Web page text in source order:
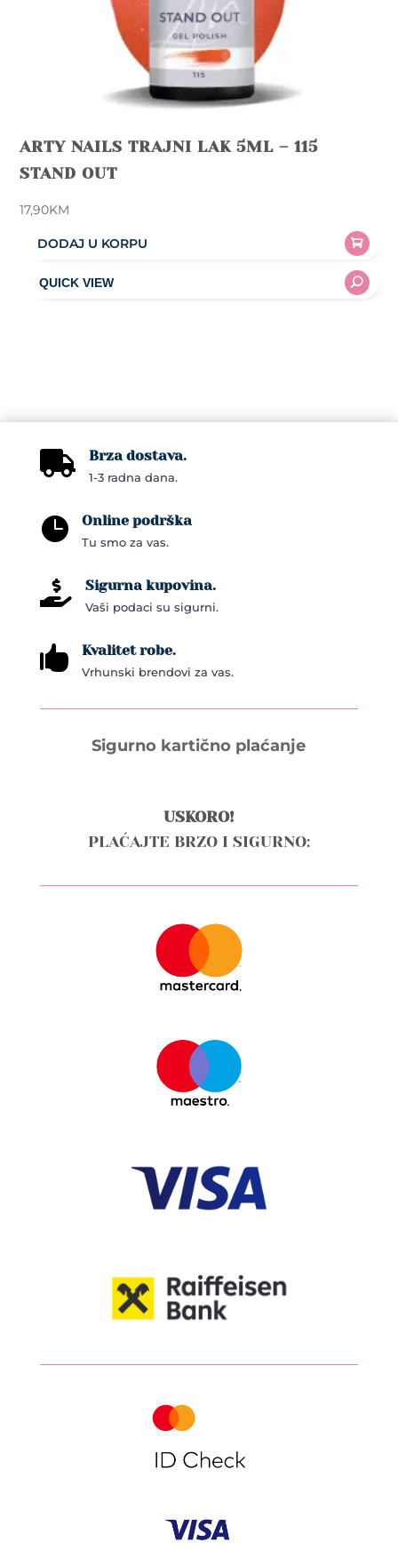
ARTY NAILS TRAJNI LAK 5ML – 115
STAND OUT
17,90KM
DODAJ U KORPU
 Brza dostava.
1-3 radna dana.
 Online podrška
Tu smo za vas.
 Sigurna kupovina.
Vaši podaci su sigurni.
 Kvalitet robe.
Vrhunski brendovi za vas.
Sigurno kartično plaćanje
USKORO!
PLAĆAJTE BRZO I SIGURNO: